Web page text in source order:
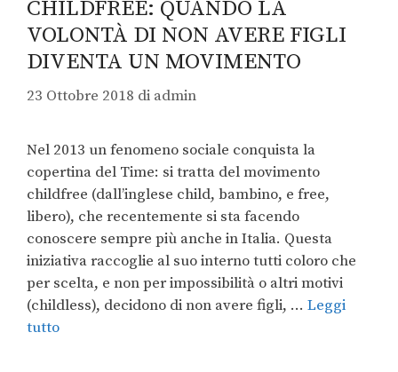
CHILDFREE: QUANDO LA
VOLONTÀ DI NON AVERE FIGLI
DIVENTA UN MOVIMENTO
23 Ottobre 2018 di admin
Nel 2013 un fenomeno sociale conquista la
copertina del Time: si tratta del movimento
childfree (dall’inglese child, bambino, e free,
libero), che recentemente si sta facendo
conoscere sempre più anche in Italia. Questa
iniziativa raccoglie al suo interno tutti coloro che
per scelta, e non per impossibilità o altri motivi
(childless), decidono di non avere figli, … Leggi
tutto